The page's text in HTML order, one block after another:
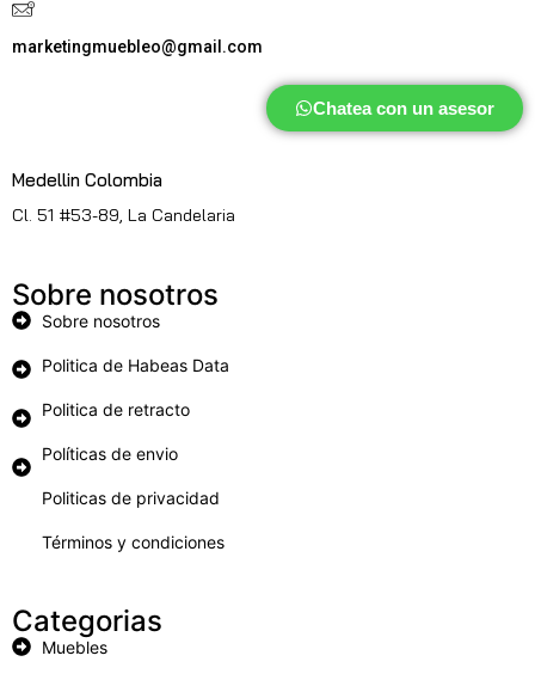
marketingmuebleo@gmail.com
Chatea con un asesor
Medellin Colombia
Cl. 51 #53-89, La Candelaria
Sobre nosotros
Sobre nosotros
Politica de Habeas Data
Politica de retracto
Políticas de envio
Politicas de privacidad
Términos y condiciones
Categorias
Muebles